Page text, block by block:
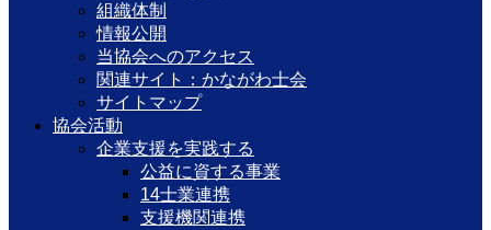
組織体制
情報公開
当協会へのアクセス
関連サイト：かながわ士会
サイトマップ
協会活動
企業支援を実践する
公益に資する事業
14士業連携
支援機関連携